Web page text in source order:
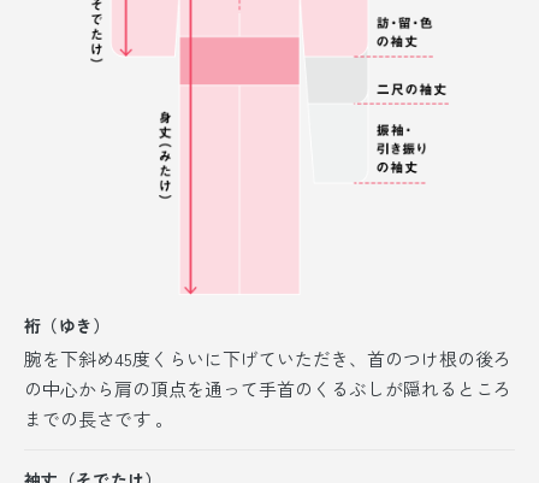
裄（ゆき）
腕を下斜め45度くらいに下げていただき、首のつけ根の後ろ
の中心から肩の頂点を通って手首のくるぶしが隠れるところ
までの長さです 。